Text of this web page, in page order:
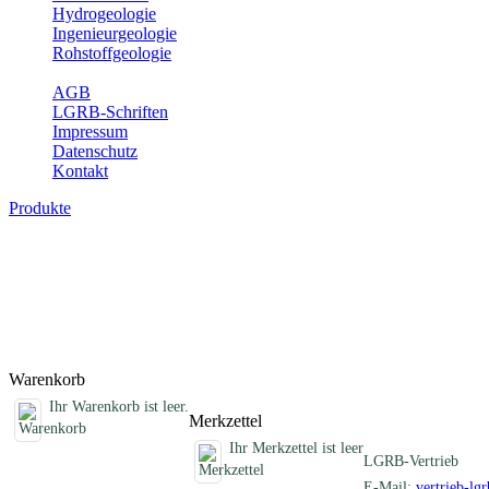
Hydrogeologie
Ingenieurgeologie
Rohstoffgeologie
AGB
LGRB-Schriften
Impressum
Datenschutz
Kontakt
Produkte
Warenkorb
Ihr Warenkorb ist leer.
Merkzettel
Ihr Merkzettel ist leer
LGRB-Vertrieb